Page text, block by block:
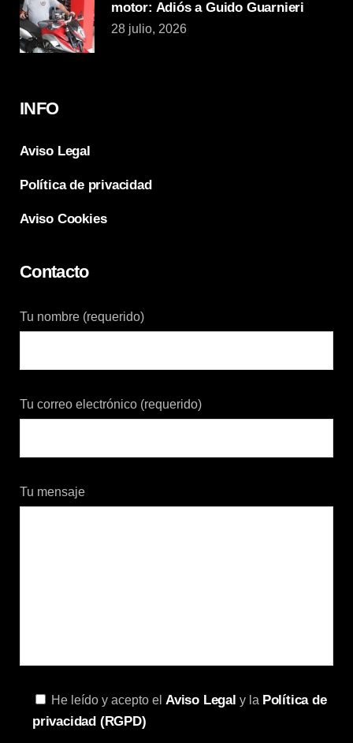
motor: Adiós a Guido Guarnieri
28 julio, 2026
INFO
Aviso Legal
Política de privacidad
Aviso Cookies
Contacto
Tu nombre (requerido)
Tu correo electrónico (requerido)
Tu mensaje
He leído y acepto el Aviso Legal y la Política de
privacidad (RGPD)